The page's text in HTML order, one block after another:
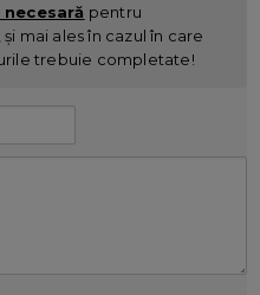
pentru
mai ales în cazul în care
trebuie completate!